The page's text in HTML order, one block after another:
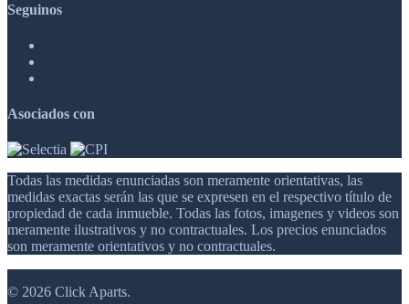
Seguinos
Asociados con
Todas las medidas enunciadas son meramente orientativas, las
medidas exactas serán las que se expresen en el respectivo título de
propiedad de cada inmueble. Todas las fotos, imagenes y videos son
meramente ilustrativos y no contractuales. Los precios enunciados
son meramente orientativos y no contractuales.
© 2026 Click Aparts.